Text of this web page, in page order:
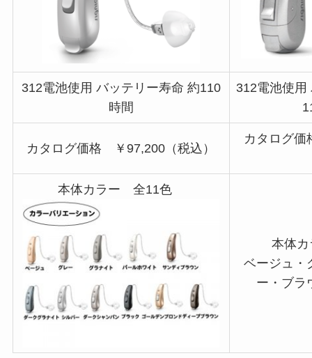
312電池使用 バッテリー寿命 約110
時間
312電池使用
カタログ価格 ￥97,200（税込）
カタログ
本体カラー 全11色
本体
ベージュ・
ー・ブラ